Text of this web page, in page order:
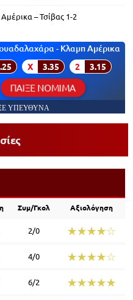
– Τσίβας 1-2
- Κλαμπ Αμέρικα
X 3.35 2 3.15
ΠΑΙΞΕ ΝΟΜΙΜΑ
ΥΠΕΥΘΥΝΑ
Συμ/Γκολ Αξιολόγηση
2/0 ☆☆☆☆☆
★★★★★
4/0 ☆☆☆☆☆
★★★★★
6/2 ☆☆☆☆☆
★★★★★